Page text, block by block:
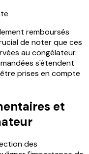
remboursés
de noter que ces
au congélateur.
s'étendent
prises en compte
et
des